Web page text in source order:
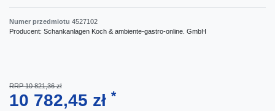
Numer przedmiotu 4527102
Producent: Schankanlagen Koch & ambiente-gastro-online. GmbH
RRP 10 821,36 zł
10 782,45 zł *